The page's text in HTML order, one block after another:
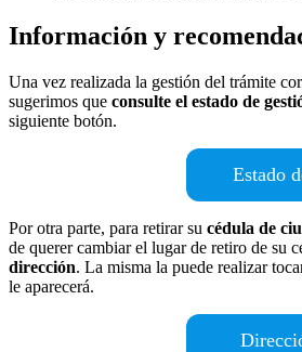
Información y
Una vez realizada la gestión del trámite
sugerimos que consulte el estado de
siguiente botón.
Estado
Por otra parte, para retirar su cédula de
de querer cambiar el lugar de retiro de su
dirección. La misma la puede realizar
le aparecerá.